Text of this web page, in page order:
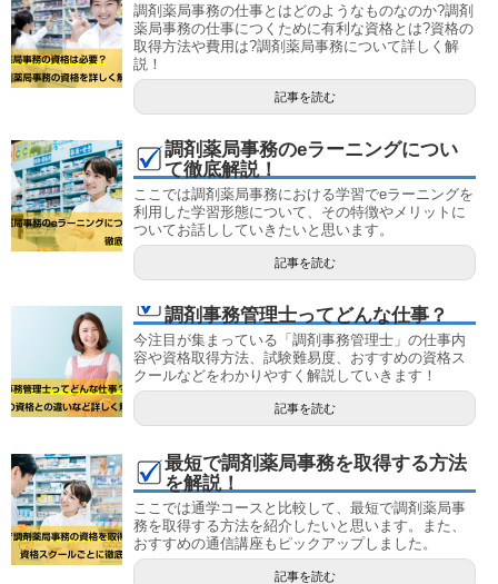
調剤薬局事務の仕事とはどのようなものなのか?調剤
薬局事務の仕事につくために有利な資格とは?資格の
取得方法や費用は?調剤薬局事務について詳しく解
説！
記事を読む
調剤薬局事務のeラーニングについ
て徹底解説！
ここでは調剤薬局事務における学習でeラーニングを
利用した学習形態について、その特徴やメリットに
ついてお話ししていきたいと思います。
記事を読む
調剤事務管理士ってどんな仕事？
今注目が集まっている「調剤事務管理士」の仕事内
容や資格取得方法、試験難易度、おすすめの資格ス
クールなどをわかりやすく解説していきます！
記事を読む
最短で調剤薬局事務を取得する方法
を解説！
ここでは通学コースと比較して、最短で調剤薬局事
務を取得する方法を紹介したいと思います。また、
おすすめの通信講座もピックアップしました。
記事を読む